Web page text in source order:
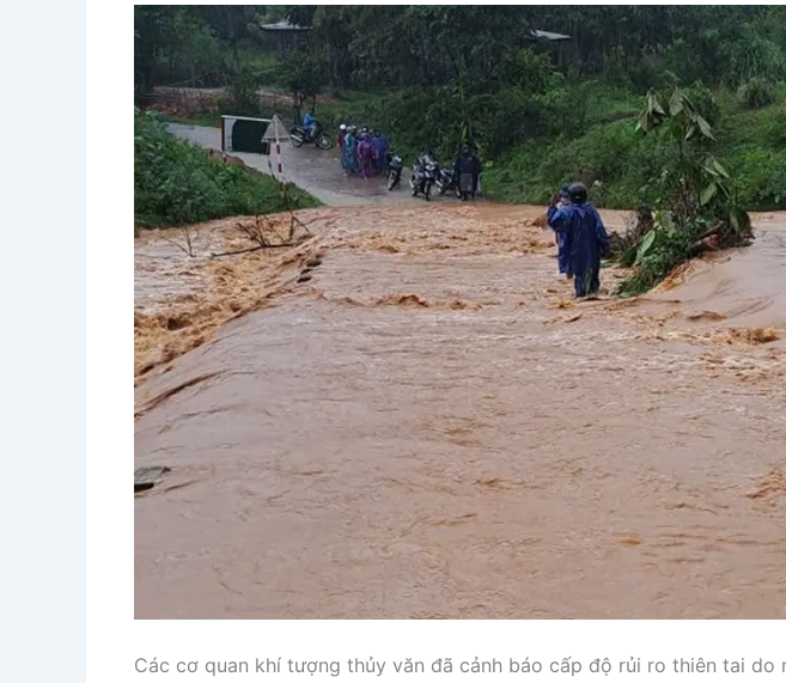
Các cơ quan khí tượng thủy văn đã cảnh báo cấp độ rủi ro thiên tai do